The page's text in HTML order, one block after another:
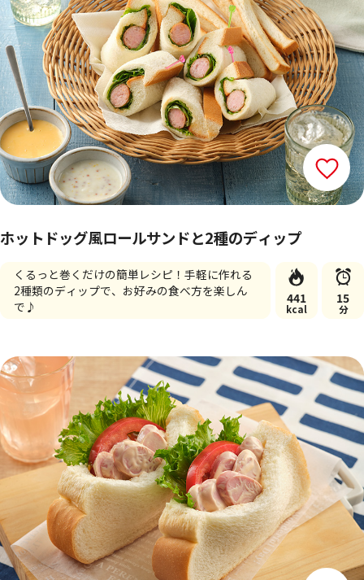
ホットドッグ風ロールサンドと2種のディップ
くるっと巻くだけの簡単レシピ！手軽に作れる
2種類のディップで、お好みの食べ方を楽しん
で♪
441
kcal
15
分